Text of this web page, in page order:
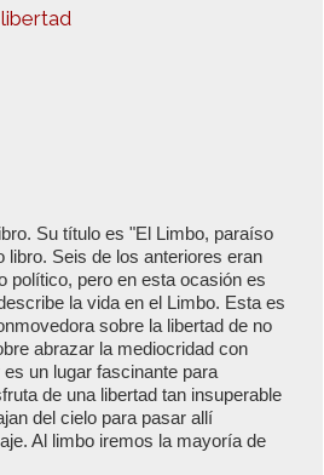
Su título es "El Limbo, paraíso
libro. Seis de los anteriores eran
político, pero en esta ocasión es
la vida en el Limbo. Esta es
sobre la libertad de no
abrazar la mediocridad con
un lugar fascinante para
de una libertad tan insuperable
del cielo para pasar allí
Al limbo iremos la mayoría de